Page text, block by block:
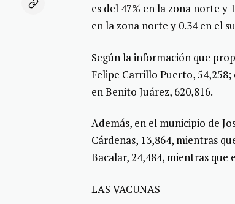
es del 47% en la zona norte y
en la zona norte y 0.34 en el
Según la información que
Felipe Carrillo Puerto, 54,258;
en Benito Juárez, 620,816.
Además, en el municipio de
Cárdenas, 13,864, mientras
Bacalar, 24,484, mientras que
LAS VACUNAS